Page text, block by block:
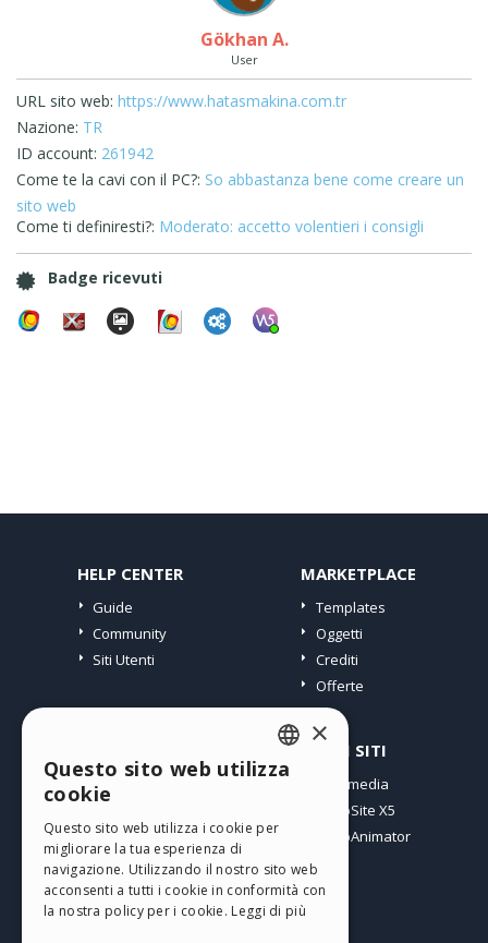
Gökhan A.
User
URL sito web: https://www.hatasmakina.com.tr
Nazione: TR
ID account: 261942
Come te la cavi con il PC?: So abbastanza bene come creare un
sito web
Come ti definiresti?: Moderato: accetto volentieri i consigli
Badge ricevuti
HELP CENTER
Guide
Community
Siti Utenti
MARKETPLACE
Templates
Oggetti
Crediti
Offerte
I miei post
I miei Download
Spazio Web
I miei Crediti
ALTRI SITI
Incomedia
WebSite X5
WebAnimator
ENGLISH
SPANISH
PORTUGUESE
×
Questo sito web utilizza
cookie
Questo sito web utilizza i cookie per
migliorare la tua esperienza di
navigazione. Utilizzando il nostro sito web
acconsenti a tutti i cookie in conformità con
la nostra policy per i cookie. Leggi di più